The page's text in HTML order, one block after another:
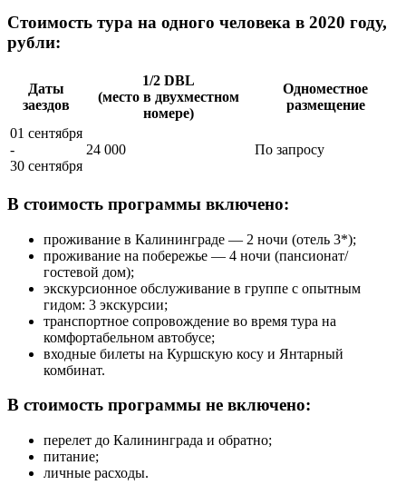
Стоимость тура на одного человека в 2020 году,
рубли:
Даты
заездов
1/2 DBL
(место в двухместном
номере)
Одноместное
размещение
01 сентября
-
30 сентября
24 000 По запросу
В стоимость программы включено:
проживание в Калининграде — 2 ночи (отель 3*);
проживание на побережье — 4 ночи (пансионат/
гостевой дом);
экскурсионное обслуживание в группе с опытным
гидом: 3 экскурсии;
транспортное сопровождение во время тура на
комфортабельном автобусе;
входные билеты на Куршскую косу и Янтарный
комбинат.
В стоимость программы не включено:
перелет до Калининграда и обратно;
питание;
личные расходы.